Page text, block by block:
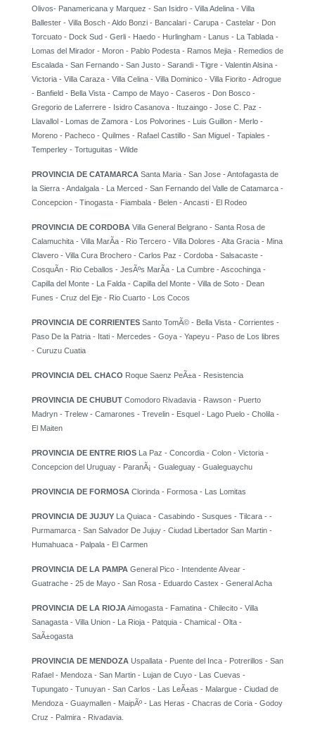
Olivos- Panamericana y Marquez - San Isidro - Villa Adelina - Villa
Ballester - Villa Bosch - Aldo Bonzi - Bancalari - Carupa - Castelar - Don
Torcuato - Dock Sud - Gerli - Haedo - Hurlingham - Lanus - La Tablada -
Lomas del Mirador - Moron - Pablo Podesta - Ramos Mejia - Remedios de
Escalada - San Fernando - San Justo - Sarandi - Tigre - Valentin Alsina -
Victoria - Villa Caraza - Villa Celina - Villa Dominico - Villa Fiorito - Adrogue
- Banfield - Bella Vista - Campo de Mayo - Caseros - Don Bosco -
Gregorio de Laferrere - Isidro Casanova - Ituzaingo - Jose C. Paz -
Llavallol - Lomas de Zamora - Los Polvorines - Luis Guillon - Merlo -
Moreno - Pacheco - Quilmes - Rafael Castillo - San Miguel - Tapiales -
Temperley - Tortuguitas - Wilde
PROVINCIA DE CATAMARCA Santa Maria - San Jose - Antofagasta de
la Sierra - Andalgala - La Merced - San Fernando del Valle de Catamarca -
Concepcion - Tinogasta - Fiambala - Belen - Ancasti - El Rodeo
PROVINCIA DE CORDOBA Villa General Belgrano - Santa Rosa de
Calamuchita - Villa MarÃ­a - Rio Tercero - Villa Dolores - Alta Gracia - Mina
Clavero - Villa Cura Brochero - Carlos Paz - Cordoba - Salsacaste -
CosquÃ­n - Rio Ceballos - JesÃºs MarÃ­a - La Cumbre - Ascochinga -
Capilla del Monte - La Falda - Capilla del Monte - Villa de Soto - Dean
Funes - Cruz del Eje - Rio Cuarto - Los Cocos
PROVINCIA DE CORRIENTES Santo TomÃ© - Bella Vista - Corrientes -
Paso De la Patria - Itati - Mercedes - Goya - Yapeyu - Paso de Los libres
- Curuzu Cuatia
PROVINCIA DEL CHACO Roque Saenz PeÃ±a - Resistencia
PROVINCIA DE CHUBUT Comodoro Rivadavia - Rawson - Puerto
Madryn - Trelew - Camarones - Trevelin - Esquel - Lago Puelo - Cholila -
El Maiten
PROVINCIA DE ENTRE RIOS La Paz - Concordia - Colon - Victoria -
Concepcion del Uruguay - ParanÃ¡ - Gualeguay - Gualeguaychu
PROVINCIA DE FORMOSA Clorinda - Formosa - Las Lomitas
PROVINCIA DE JUJUY La Quiaca - Casabindo - Susques - Tilcara - -
Purmamarca - San Salvador De Jujuy - Ciudad Libertador San Martin -
Humahuaca - Palpala - El Carmen
PROVINCIA DE LA PAMPA General Pico - Intendente Alvear -
Guatrache - 25 de Mayo - San Rosa - Eduardo Castex - General Acha
PROVINCIA DE LA RIOJAAimogasta - Famatina - Chilecito - Villa
Sanagasta - Villa Union - La Rioja - Patquia - Chamical - Olta -
SaÃ±ogasta
PROVINCIA DE MENDOZA Uspallata - Puente del Inca - Potrerillos - San
Rafael - Mendoza - San Martin - Lujan de Cuyo - Las Cuevas -
Tupungato - Tunuyan - San Carlos - Las LeÃ±as - Malargue - Ciudad de
Mendoza - Guaymallen - MaipÃº - Las Heras - Chacras de Coria - Godoy
Cruz - Palmira - Rivadavia.